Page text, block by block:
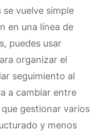
vuelve simple
en una línea de
puedes usar
organizar el
seguimiento al
a cambiar entre
gestionar varios
y menos